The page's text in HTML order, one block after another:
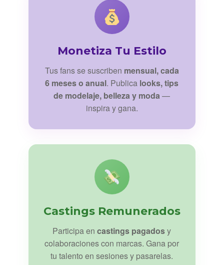
Monetiza Tu Estilo
Tus fans se suscriben mensual, cada
6 meses o anual. Publica looks, tips
de modelaje, belleza y moda—
inspira y gana.
Castings Remunerados
Participa encastings pagadosy
colaboraciones con marcas. Gana por
tu talento en sesiones y pasarelas.